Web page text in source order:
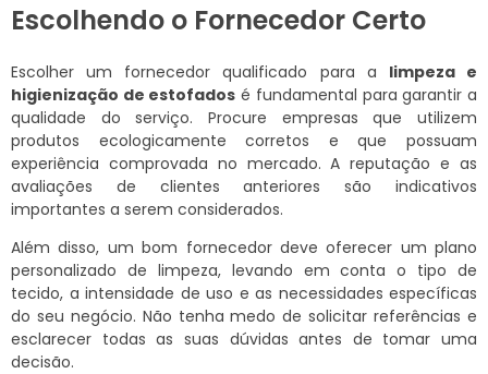
Escolhendo o Fornecedor Certo
Escolher um fornecedor qualificado para a limpeza e
higienização de estofados é fundamental para garantir a
qualidade do serviço. Procure empresas que utilizem
produtos ecologicamente corretos e que possuam
experiência comprovada no mercado. A reputação e as
avaliações de clientes anteriores são indicativos
importantes a serem considerados.
Além disso, um bom fornecedor deve oferecer um plano
personalizado de limpeza, levando em conta o tipo de
tecido, a intensidade de uso e as necessidades específicas
do seu negócio. Não tenha medo de solicitar referências e
esclarecer todas as suas dúvidas antes de tomar uma
decisão.